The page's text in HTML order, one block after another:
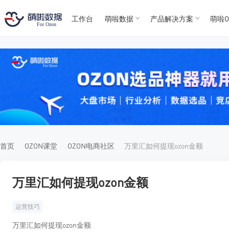
For
For
工作台 萌啦数据 产品解决方案 萌啦
首页 OZON课堂 OZON电商社区 万里汇如何提现ozon金额
万里汇如何提现ozon金额
运营技巧
万里汇如何提现ozon金额